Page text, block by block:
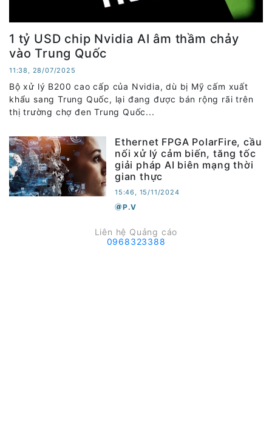
1 tỷ USD chip Nvidia AI âm thầm chảy
vào Trung Quốc
11:38, 28/07/2025
Bộ xử lý B200 cao cấp của Nvidia, dù bị Mỹ cấm xuất
khẩu sang Trung Quốc, lại đang được bán rộng rãi trên
thị trường chợ đen Trung Quốc...
Ethernet FPGA PolarFire, cầu
nối xử lý cảm biến, tăng tốc
giải pháp AI biên mạng thời
gian thực
15:46, 15/11/2024
P.V
Liên hệ Quảng cáo
0968323388